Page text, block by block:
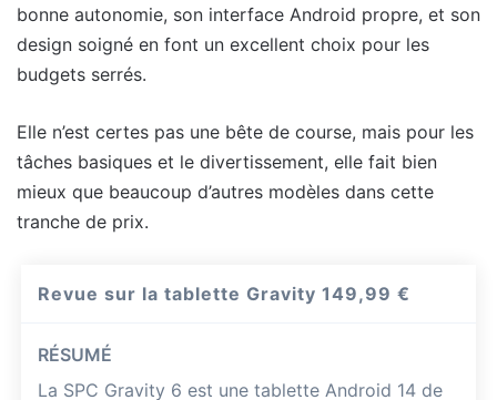
bonne autonomie, son interface Android propre, et son
design soigné en font un excellent choix pour les
budgets serrés.
Elle n’est certes pas une bête de course, mais pour les
tâches basiques et le divertissement, elle fait bien
mieux que beaucoup d’autres modèles dans cette
tranche de prix.
Revue sur la tablette Gravity149,99 €
RÉSUMÉ
La SPC Gravity 6 est une tablette Android 14 de